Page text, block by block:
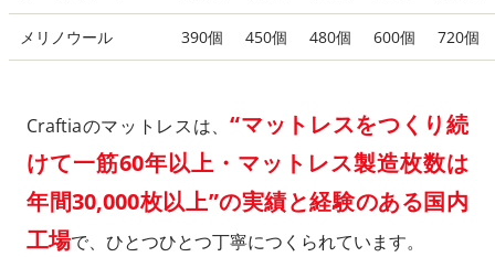
メリノウール 390個 450個 480個 600個 720個
Craftiaのマットレスは、“マットレスをつくり続
けて一筋60年以上・マットレス製造枚数は
年間30,000枚以上”の実績と経験のある国内
工場で、ひとつひとつ丁寧につくられています。